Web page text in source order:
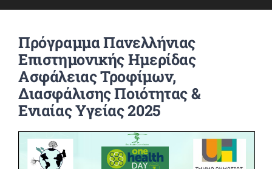
ΕΡΕΥΝΑ
ΦΟΙΤΗΤΕΣ
ΑΝΑΚΟΙΝΩΣΕΙΣ
ΕΠΙΚΟΙΝΩΝΙΑ
Πρόγραμμα Πανελλήνιας
Επιστημονικής Ημερίδας
Ασφάλειας Τροφίμων,
Διασφάλισης Ποιότητας &
Ενιαίας Υγείας 2025